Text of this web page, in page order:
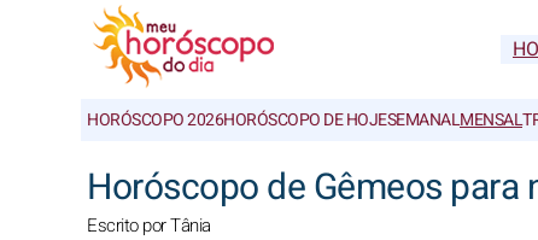
HORÓSCOPO 2026HORÓSCOPO DE HOJESEMANALMENSAL
Horóscopo de Gêmeos para
Escrito por Tânia